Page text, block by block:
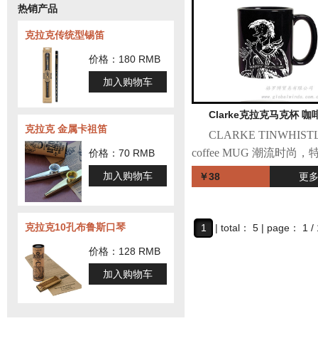
热销产品
克拉克传统型锡笛
价格：180 RMB
加入购物车
克拉克 金属卡祖笛
价格：70 RMB
加入购物车
克拉克10孔布鲁斯口琴
价格：128 RMB
加入购物车
Clarke克拉克马克杯 咖
CLARKE
coffee MUG 潮流时尚，
计，艺术气质，完美的
杯，送人自用都是较好
￥38 更多
1 | total： 5 | page： 1 /